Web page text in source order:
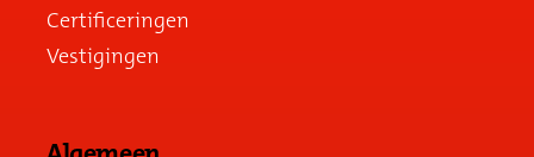
Certificeringen
Vestigingen